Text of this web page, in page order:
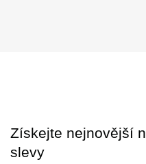
Získejte nejnovější
slevy